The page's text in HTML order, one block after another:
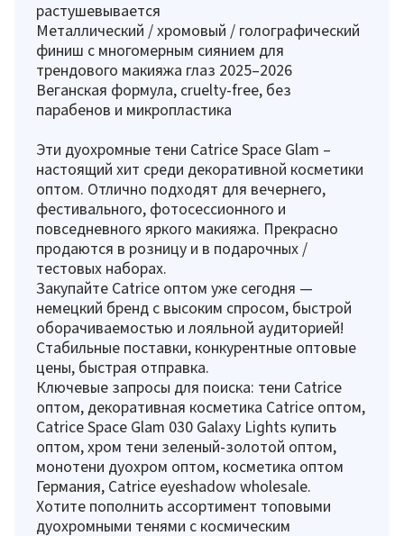
растушевывается
Металлический / хромовый / голографический
финиш с многомерным сиянием для
трендового макияжа глаз 2025–2026
Веганская формула, cruelty-free, без
парабенов и микропластика
Эти дуохромные тени Catrice Space Glam –
настоящий хит среди декоративной косметики
оптом. Отлично подходят для вечернего,
фестивального, фотосессионного и
повседневного яркого макияжа. Прекрасно
продаются в розницу и в подарочных /
тестовых наборах.
Закупайте Catrice оптом уже сегодня —
немецкий бренд с высоким спросом, быстрой
оборачиваемостью и лояльной аудиторией!
Стабильные поставки, конкурентные оптовые
цены, быстрая отправка.
Ключевые запросы для поиска: тени Catrice
оптом, декоративная косметика Catrice оптом,
Catrice Space Glam 030 Galaxy Lights купить
оптом, хром тени зеленый-золотой оптом,
монотени дуохром оптом, косметика оптом
Германия, Catrice eyeshadow wholesale.
Хотите пополнить ассортимент топовыми
дуохромными тенями с космическим